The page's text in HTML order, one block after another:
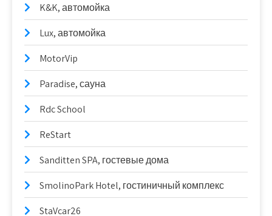
K&K, автомойка
Lux, автомойка
MotorVip
Paradise, сауна
Rdc School
ReStart
Sanditten SPA, гостевые дома
SmolinoPark Hotel, гостиничный комплекс
StaVcar26